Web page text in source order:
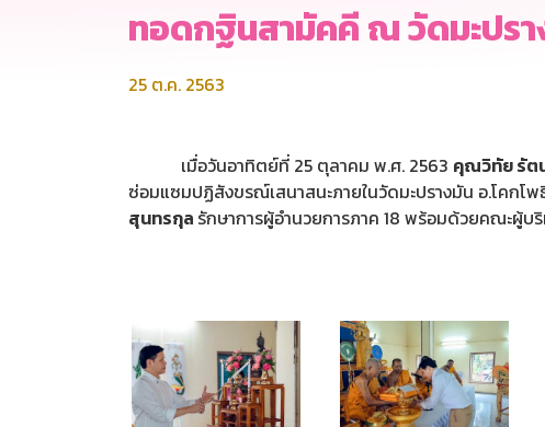
ทอดกฐินสามัคคี ณ วัดมะปร
25 ต.ค. 2563
เมื่อวันอาทิตย์ที่ 25 ตุลาคม พ.ศ. 2563 คุณวิทัย รัต
ซ่อมแซมปฏิสังขรณ์เสนาสนะภายในวัดมะปรางมัน อ.โคกโ
สุนทรกุล รักษาการผู้อำนวยการภาค 18 พร้อมด้วยคณะผู้